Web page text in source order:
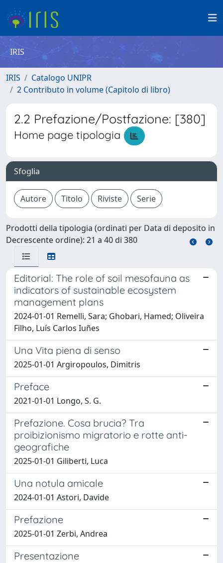
IRIS
IRIS
Catalogo UNIPR
2 Contributo in volume (Capitolo di libro)
2.2 Prefazione/Postfazione: [380]
Home page tipologia
Sfoglia
Prodotti della tipologia (ordinati per Data di deposito in
Decrescente ordine): 21 a 40 di 380
Editorial: The role of soil mesofauna as
indicators of sustainable ecosystem
management plans
2024-01-01 Remelli, Sara; Ghobari, Hamed; Oliveira
Filho, Luís Carlos Iuñes
Una Vita piena di senso
2025-01-01 Argiropoulos, Dimitris
Preface
2021-01-01 Longo, S. G.
Prefazione. Cosa brucia? Tra
proibizionismo migratorio e rotte anti-
geografiche
2025-01-01 Giliberti, Luca
Una notula amicale
2024-01-01 Astori, Davide
Prefazione
2025-01-01 Zerbi, Andrea
Presentazione